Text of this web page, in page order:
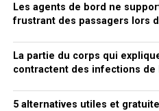
Les agents de bord ne
frustrant des passagers lors
La partie du corps qui
contractent des infections de
5 alternatives utiles et